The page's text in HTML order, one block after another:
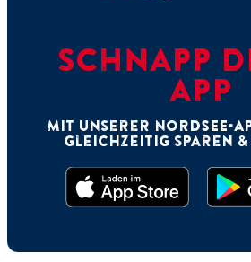
SCHNAPP
APP
Mit unserer NORDSEE-
gleichzeitig sparen &